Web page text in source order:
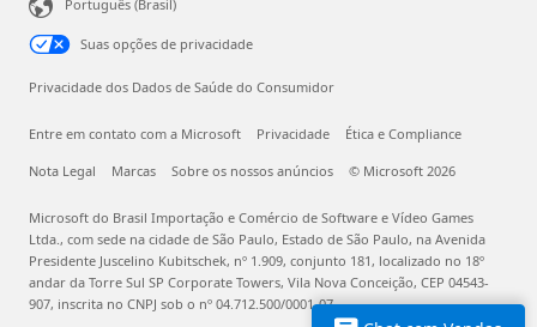
Português (Brasil)
Suas opções de privacidade
Privacidade dos Dados de Saúde do Consumidor
Entre em contato com a Microsoft Privacidade Ética e Compliance
Nota Legal Marcas Sobre os nossos anúncios © Microsoft 2026
Microsoft do Brasil Importação e Comércio de Software e Vídeo Games
Ltda., com sede na cidade de São Paulo, Estado de São Paulo, na Avenida
Presidente Juscelino Kubitschek, nº 1.909, conjunto 181, localizado no 18º
andar da Torre Sul SP Corporate Towers, Vila Nova Conceição, CEP 04543-
907, inscrita no CNPJ sob o nº 04.712.500/0001-07.